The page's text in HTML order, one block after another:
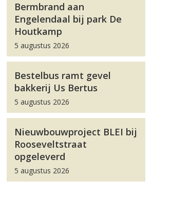
Bermbrand aan
Engelendaal bij park De
Houtkamp
5 augustus 2026
Bestelbus ramt gevel
bakkerij Us Bertus
5 augustus 2026
Nieuwbouwproject BLEI bij
Rooseveltstraat
opgeleverd
5 augustus 2026